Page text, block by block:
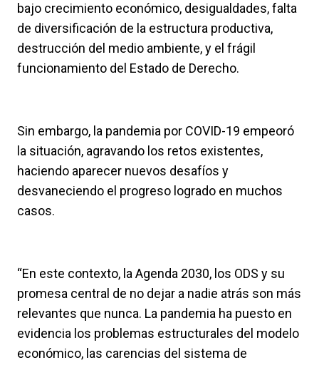
bajo crecimiento económico, desigualdades, falta
de diversificación de la estructura productiva,
destrucción del medio ambiente, y el frágil
funcionamiento del Estado de Derecho.
Sin embargo, la pandemia por COVID-19 empeoró
la situación, agravando los retos existentes,
haciendo aparecer nuevos desafíos y
desvaneciendo el progreso logrado en muchos
casos.
“En este contexto, la Agenda 2030, los ODS y su
promesa central de no dejar a nadie atrás son más
relevantes que nunca. La pandemia ha puesto en
evidencia los problemas estructurales del modelo
económico, las carencias del sistema de